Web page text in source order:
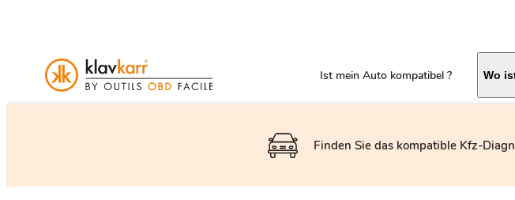
Ist mein Auto kompatibel ? Wo
Finden Sie das kompatible Kfz-